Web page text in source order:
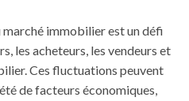
marché immobilierest un défi
les acheteurs, les vendeurs et
Ces fluctuations peuvent
de facteurs économiques,